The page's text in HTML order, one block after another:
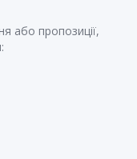
або пропозиції,